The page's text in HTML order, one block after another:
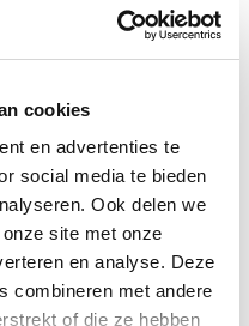
cookies
en advertenties te
social media te bieden
Ook delen we
site met onze
en analyse. Deze
combineren met andere
of die ze hebben